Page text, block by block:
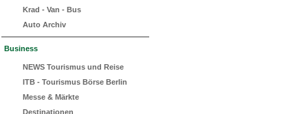
Krad - Van - Bus
Auto Archiv
Business
NEWS Tourismus und Reise
ITB - Tourismus Börse Berlin
Messe & Märkte
Destinationen